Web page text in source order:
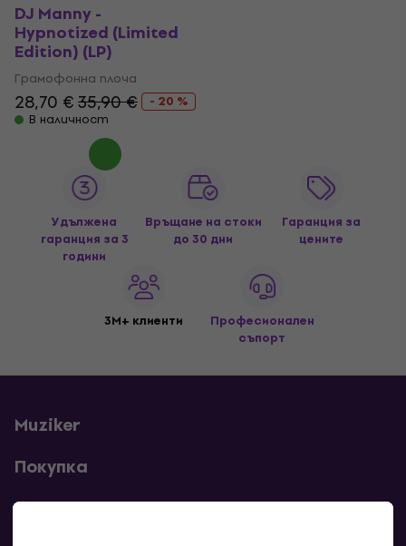
DJ Manny -
Hypnotized (Limited
Edition) (LP)
Грамофонна плоча
28,70 €35,90 €
- 20 %
В наличност
Удължена
гаранция за 3
години
Връщане на стоки
до 30 дни
Гаранция за
цените
3M+ клиенти
Професионален
съпорт
Muziker
Покупка
Полезни линкове